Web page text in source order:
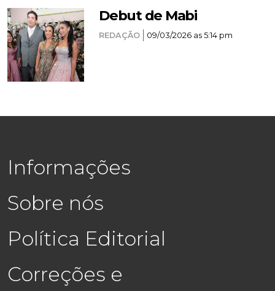
Debut de Mabi
REDAÇÃO 09/03/2026 as 5:14 pm
Informações
Sobre nós
Política Editorial
Correções e